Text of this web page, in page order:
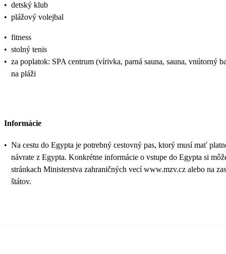
• detský klub
• plážový volejbal
• fitness
• stolný tenis
• za poplatok: SPA centrum (vírivka, parná sauna, sauna, vnútorný
na pláži
Informácie
• Na cestu do Egypta je potrebný cestovný pas, ktorý musí mať
návrate z Egypta. Konkrétne informácie o vstupe do Egypta si
stránkach Ministerstva zahraničných vecí www.mzv.cz alebo na
štátov.